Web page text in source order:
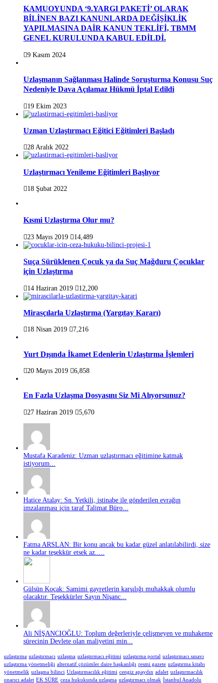
KAMUOYUNDA ‘9.YARGI PAKETİ’ OLARAK
BİLİNEN BAZI KANUNLARDA DEĞİŞİKLİK
YAPILMASINA DAİR KANUN TEKLİFİ, TBMM
GENEL KURULUNDA KABUL EDİLDİ.
9 Kasım 2024
Uzlaşmanın Sağlanması Halinde Soruşturma Konusu Suç
Nedeniyle Dava Açılamaz Hükmü İptal Edildi
19 Ekim 2023
Uzman Uzlaştırmacı Eğitici Eğitimleri Başladı
28 Aralık 2022
Uzlaştırmacı Yenileme Eğitimleri Başlıyor
18 Şubat 2022
Kısmi Uzlaştırma Olur mu?
23 Mayıs 2019 14,489
Suça Sürüklenen Çocuk ya da Suç Mağduru Çocuklar
için Uzlaştırma
14 Haziran 2019 12,200
Mirasçılarla Uzlaştırma (Yargıtay Kararı)
18 Nisan 2019 7,216
Yurt Dışında İkamet Edenlerin Uzlaştırma İşlemleri
20 Mayıs 2019 6,858
En Fazla Uzlaşma Dosyasını Siz Mi Alıyorsunuz?
27 Haziran 2019 5,670
Mustafa Karadeniz: Uzman uzlaştırmacı eğitimine katmak
istiyorum...
Hatice Atalay: Sn. Yetkili, istinabe ile gönderilen evrağın
imzalanması için taraf Talimat Büro...
Fatma ARSLAN: Bir konu ancak bu kadar güzel anlatılabilirdi, size
ne kadar teşekkür etsek az.....
Gülsün Koçak: Samimi gayretlerin karşılığı muhakkak olumlu
olacaktır. Teşekkürler Sayın Nişanc...
Ali NİŞANCIOĞLU: Toplum değerleriyle çelişmeyen ve muhakeme
sürecinin Devlete olan maliyetini min...
uzlaştırma uzlaştırmacı uzlaşma uzlaştırmacı eğitimi uzlaştırma portal uzlaştırmacı sınavı
uzlaştırma yönetmeliği alternatif çözümler daire başkanlığı resmi gazete uzlaştırma kitabı
yönetmelik uzlaşma bilinci Uzlaştırmacılık eğitimi cengiz apaydın adalet uzlaştırmacılık
onarıcı adalet EK SÜRE ceza hukukunda uzlaşma uzlaştırmacı olmak İstanbul Anadolu